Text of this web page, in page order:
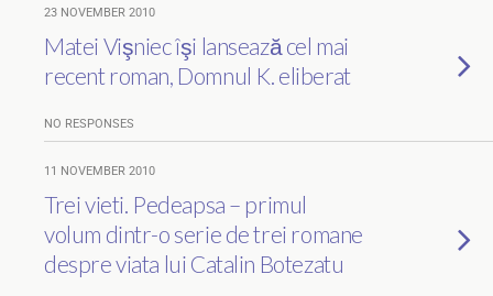
23 NOVEMBER 2010
Matei Vişniec îşi lansează cel mai
recent roman, Domnul K. eliberat
NO RESPONSES
11 NOVEMBER 2010
Trei vieti. Pedeapsa – primul
volum dintr-o serie de trei romane
despre viata lui Catalin Botezatu